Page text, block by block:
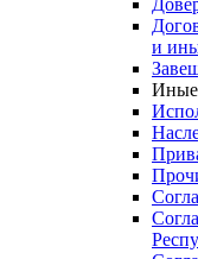
и
Иные